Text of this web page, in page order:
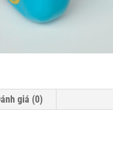
giá (0)